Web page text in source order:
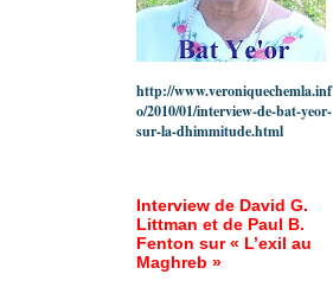
http://www.veroniquechemla.inf
o/2010/01/interview-de-bat-yeor-
sur-la-dhimmitude.html
Interview de David G.
Littman et de Paul B.
Fenton sur « L’exil au
Maghreb »